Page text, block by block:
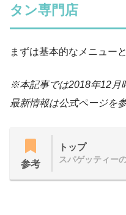
タン専門店
まずは基本的なメニュー
※本記事では2018年12月
最新情報は公式ページを
参考
トップ
スパゲッティー